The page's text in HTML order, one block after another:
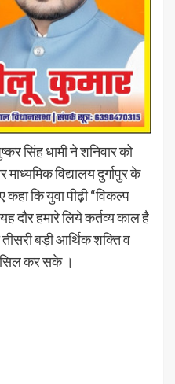
सिंह धामी ने शनिवार को
माध्यमिक विद्यालय दुर्गापुर के
कहा कि युवा पीढ़ी “विकल्प
हमारे लिये कर्तव्य काल है
बड़ी आर्थिक शक्ति व
कर सके ।